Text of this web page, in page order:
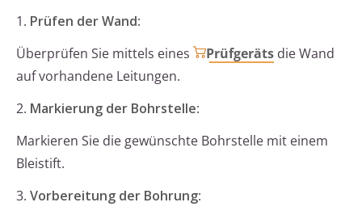
1. Prüfen der Wand:
Überprüfen Sie mittels eines
Prüfgeräts die Wand
auf vorhandene Leitungen.
2. Markierung der Bohrstelle:
Markieren Sie die gewünschte Bohrstelle mit einem
Bleistift.
3. Vorbereitung der Bohrung: